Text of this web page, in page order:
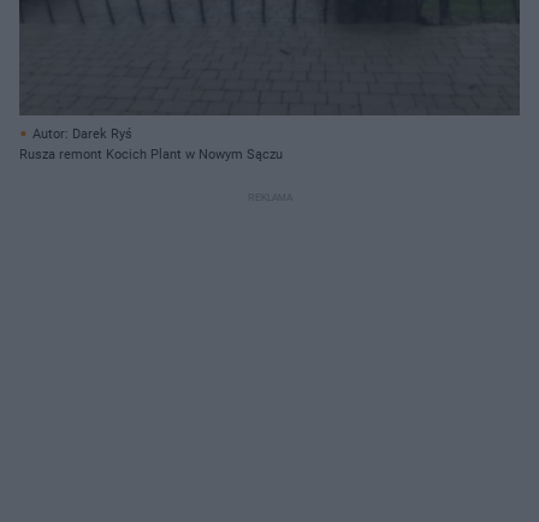
Autor: Darek Ryś
Rusza remont Kocich Plant w Nowym Sączu